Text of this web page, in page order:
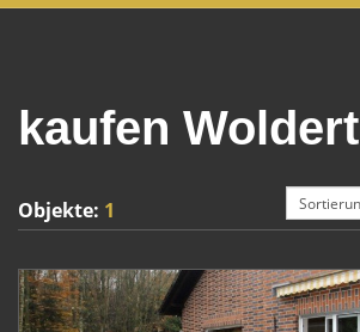
kaufen Woldert
Objekte: 1